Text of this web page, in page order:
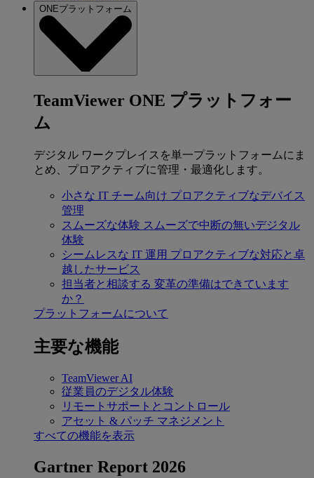
ONEプラットフォーム
TeamViewer ONE プラットフォー
ム
デジタル ワークプレイスを単一プラットフォームにま
とめ、プロアクティブに管理・最適化します。
小さな IT チーム向け プロアクティブなデバイス
管理
スムーズな体験 スムーズで中断の無いデジタル
体験
シームレスな IT 運用 プロアクティブな対応と卓
越したサービス
担当者と相談する 変革の準備はできています
か？
プラットフォームについて
主要な機能
TeamViewer AI
従業員のデジタル体験
リモートサポートとコントロール
アセット & パッチ マネジメント
すべての機能を表示
Gartner Report 2026